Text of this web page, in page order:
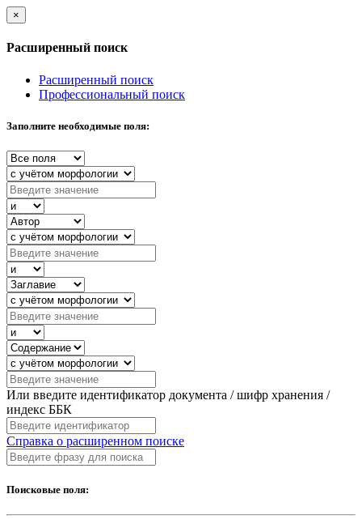
×
Расширенный поиск
Расширенный поиск
Профессиональный поиск
Заполните необходимые поля:
Или введите идентификатор документа / шифр хранения /
индекс ББК
Справка о расширенном поиске
Поисковые поля: